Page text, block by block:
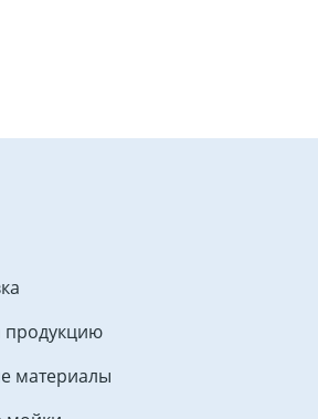
продукцию
материалы